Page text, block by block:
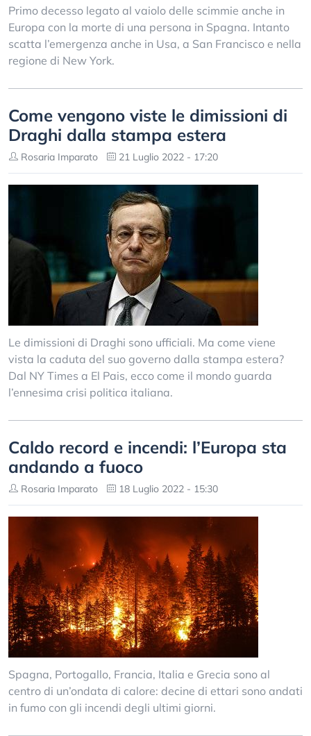
Primo decesso legato al vaiolo delle scimmie anche in
Europa con la morte di una persona in Spagna. Intanto
scatta l’emergenza anche in Usa, a San Francisco e nella
regione di New York.
Come vengono viste le dimissioni di
Draghi dalla stampa estera
Rosaria Imparato 21 Luglio 2022 - 17:20
Le dimissioni di Draghi sono ufficiali. Ma come viene
vista la caduta del suo governo dalla stampa estera?
Dal NY Times a El Pais, ecco come il mondo guarda
l’ennesima crisi politica italiana.
Caldo record e incendi: l’Europa sta
andando a fuoco
Rosaria Imparato 18 Luglio 2022 - 15:30
Spagna, Portogallo, Francia, Italia e Grecia sono al
centro di un’ondata di calore: decine di ettari sono andati
in fumo con gli incendi degli ultimi giorni.